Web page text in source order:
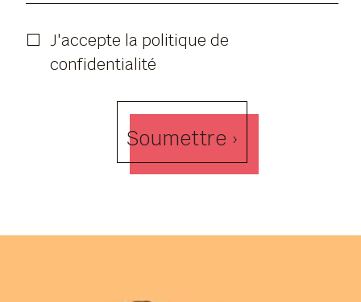
J'accepte la politique de
confidentialité
Soumettre ›